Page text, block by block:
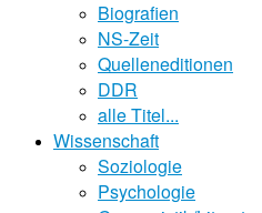
Biografien
NS-Zeit
Quelleneditionen
DDR
alle Titel...
Wissenschaft
Soziologie
Psychologie